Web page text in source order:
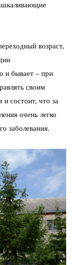
возраст,
и бывает – при
своим
состоит, что за
очень легко
заболевания.